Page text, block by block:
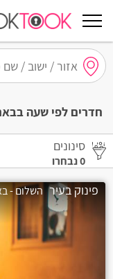
נתניה
תל אביב
בת ים
שזור
חדרים לפי שעה
סינונים
0נבחרו
פינוק בעיר השלום -